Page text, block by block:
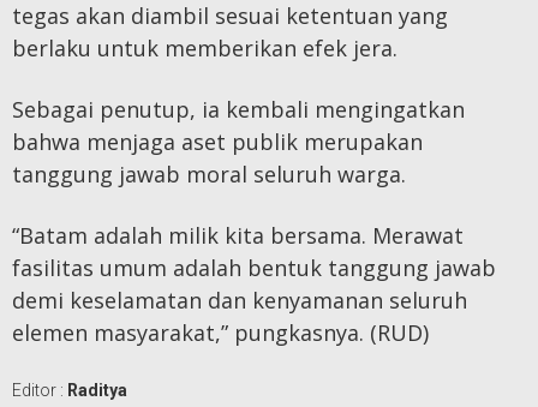
tegas akan diambil sesuai ketentuan yang
berlaku untuk memberikan efek jera.
Sebagai penutup, ia kembali mengingatkan
bahwa menjaga aset publik merupakan
tanggung jawab moral seluruh warga.
“Batam adalah milik kita bersama. Merawat
fasilitas umum adalah bentuk tanggung jawab
demi keselamatan dan kenyamanan seluruh
elemen masyarakat,” pungkasnya. (RUD)
Editor : Raditya